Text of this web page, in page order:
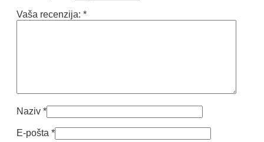
Vaša recenzija: *
Naziv *
E-pošta *